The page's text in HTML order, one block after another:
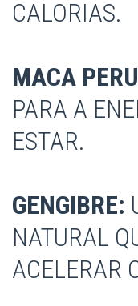
CALORIAS.
MACA
PARA A
ESTAR.
GENGIBRE:
NATURAL
ACELERAR